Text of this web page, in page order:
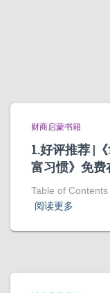
财商启蒙书籍
1.好评推荐 |
富习惯》免
Table of
阅读更多